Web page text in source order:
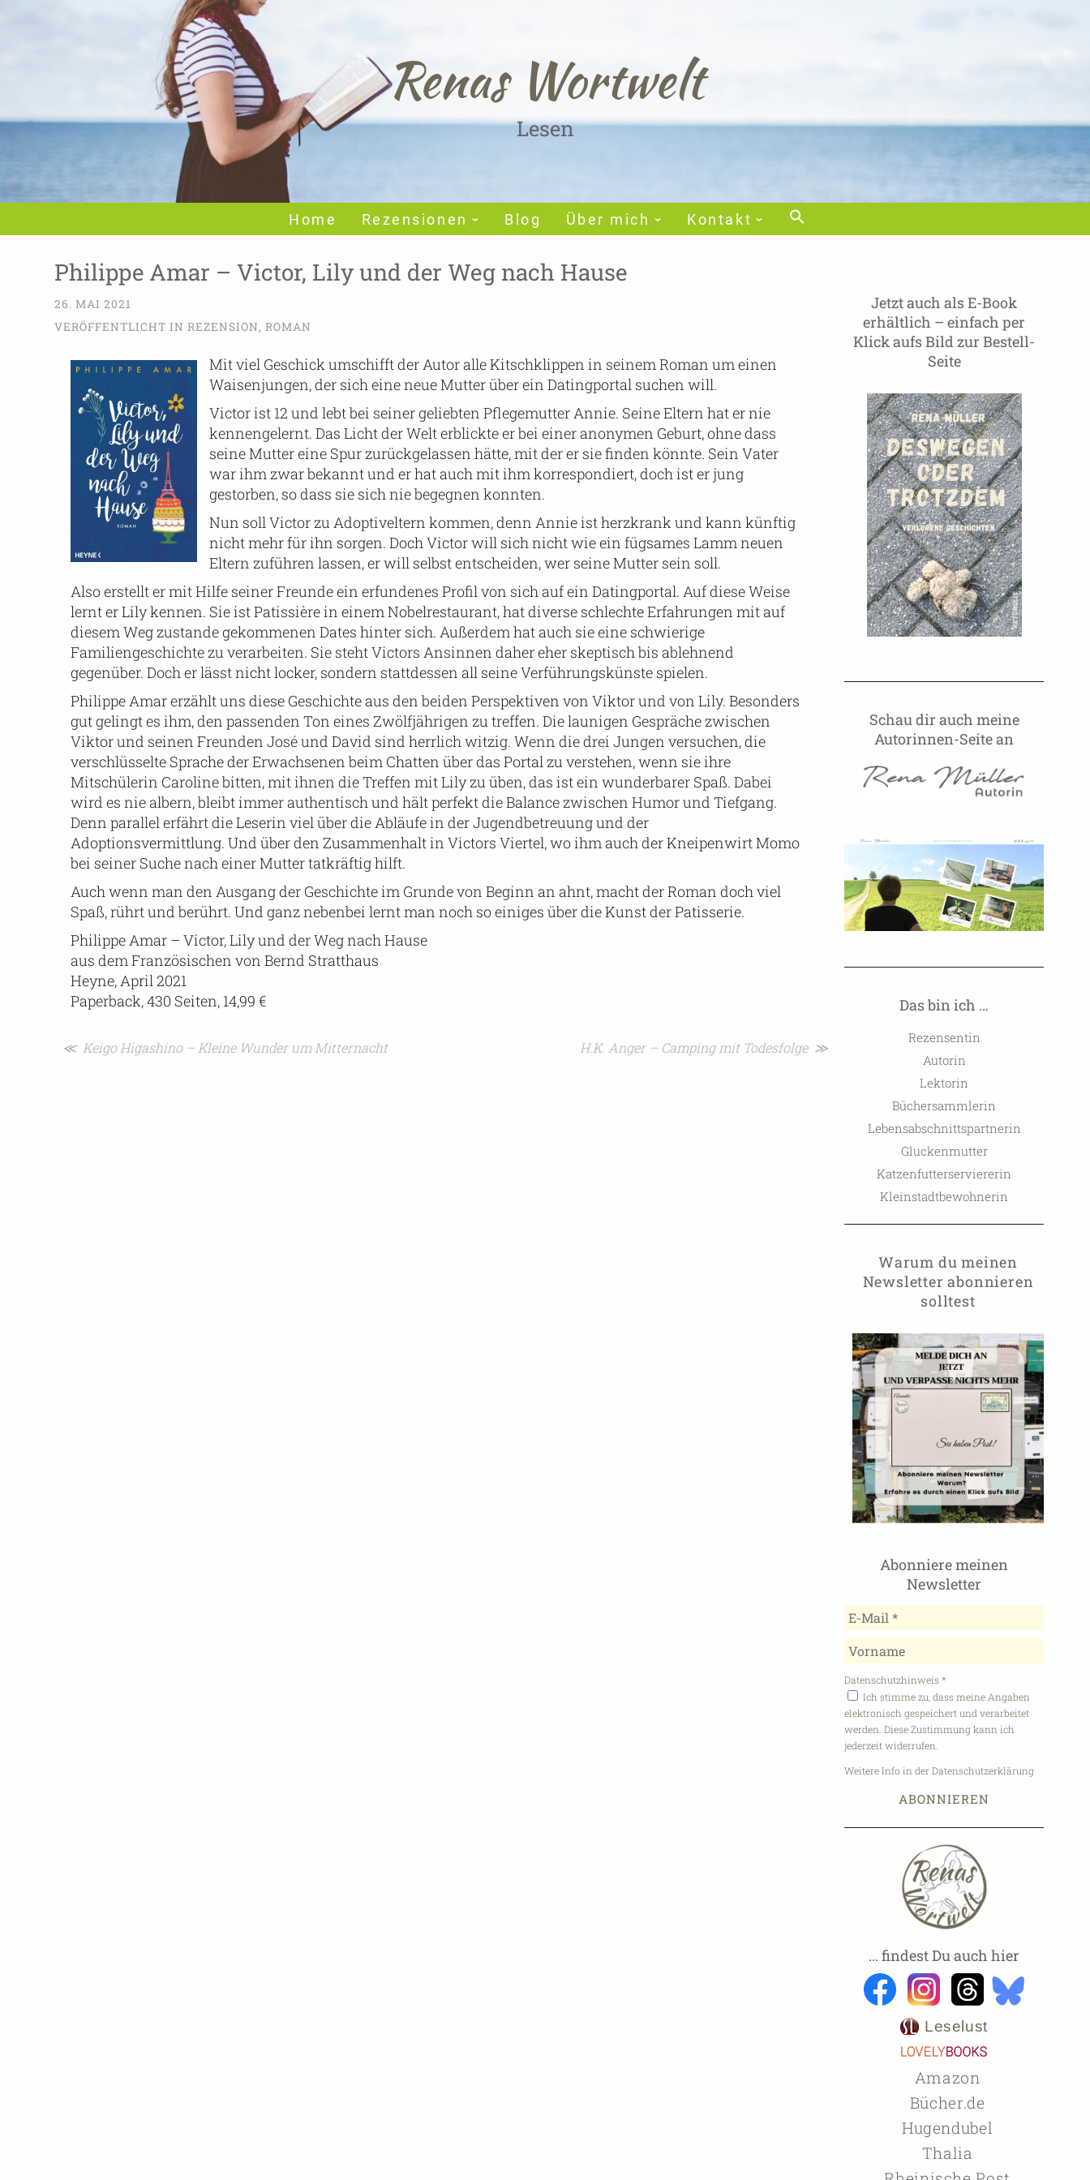
Home Rezensionen Blog Über mich Kontakt
Renas Wortwelt
Lesen
Philippe Amar – Victor, Lily und der Weg nach Hause
26. MAI 2021
VERÖFFENTLICHT IN REZENSION, ROMAN
Mit viel Geschick umschifft der Autor alle Kitschklippen in seinem Roman um einen
Waisenjungen, der sich eine neue Mutter über ein Datingportal suchen will.
Victor ist 12 und lebt bei seiner geliebten Pflegemutter Annie. Seine Eltern hat er nie
kennengelernt. Das Licht der Welt erblickte er bei einer anonymen Geburt, ohne dass
seine Mutter eine Spur zurückgelassen hätte, mit der er sie finden könnte. Sein Vater
war ihm zwar bekannt und er hat auch mit ihm korrespondiert, doch ist er jung
gestorben, so dass sie sich nie begegnen konnten.
Nun soll Victor zu Adoptiveltern kommen, denn Annie ist herzkrank und kann künftig
nicht mehr für ihn sorgen. Doch Victor will sich nicht wie ein fügsames Lamm neuen
Eltern zuführen lassen, er will selbst entscheiden, wer seine Mutter sein soll.
Also erstellt er mit Hilfe seiner Freunde ein erfundenes Profil von sich auf ein Datingportal. Auf diese Weise
lernt er Lily kennen. Sie ist Patissière in einem Nobelrestaurant, hat diverse schlechte Erfahrungen mit auf
diesem Weg zustande gekommenen Dates hinter sich. Außerdem hat auch sie eine schwierige
Familiengeschichte zu verarbeiten. Sie steht Victors Ansinnen daher eher skeptisch bis ablehnend
gegenüber. Doch er lässt nicht locker, sondern stattdessen all seine Verführungskünste spielen.
Philippe Amar erzählt uns diese Geschichte aus den beiden Perspektiven von Viktor und von Lily. Besonders
gut gelingt es ihm, den passenden Ton eines Zwölfjährigen zu treffen. Die launigen Gespräche zwischen
Viktor und seinen Freunden José und David sind herrlich witzig. Wenn die drei Jungen versuchen, die
verschlüsselte Sprache der Erwachsenen beim Chatten über das Portal zu verstehen, wenn sie ihre
Mitschülerin Caroline bitten, mit ihnen die Treffen mit Lily zu üben, das ist ein wunderbarer Spaß. Dabei
wird es nie albern, bleibt immer authentisch und hält perfekt die Balance zwischen Humor und Tiefgang.
Denn parallel erfährt die Leserin viel über die Abläufe in der Jugendbetreuung und der
Adoptionsvermittlung. Und über den Zusammenhalt in Victors Viertel, wo ihm auch der Kneipenwirt Momo
bei seiner Suche nach einer Mutter tatkräftig hilft.
Auch wenn man den Ausgang der Geschichte im Grunde von Beginn an ahnt, macht der Roman doch viel
Spaß, rührt und berührt. Und ganz nebenbei lernt man noch so einiges über die Kunst der Patisserie.
Philippe Amar – Victor, Lily und der Weg nach Hause
aus dem Französischen von Bernd Stratthaus
Heyne, April 2021
Paperback, 430 Seiten, 14,99 €
Beitragsnavigation
≪ Keigo Higashino – Kleine Wunder um Mitternacht H.K. Anger – Camping mit Todesfolge ≫
Jetzt auch als E-Book
erhältlich – einfach per
Klick aufs Bild zur Bestell-
Seite
Schau dir auch meine
Autorinnen-Seite an
Das bin ich …
Rezensentin
Autorin
Lektorin
Büchersammlerin
Lebensabschnittspartnerin
Gluckenmutter
Katzenfutterserviererin
Kleinstadtbewohnerin
Warum du meinen
Newsletter abonnieren
solltest
Abonniere meinen
Newsletter
Datenschutzhinweis*
Ich stimme zu, dass meine Angaben
elektronisch gespeichert und verarbeitet
werden. Diese Zustimmung kann ich
jederzeit widerrufen.
Weitere Info in der Datenschutzerklärung
… findest Du auch hier
Leselust
Amazon
Bücher.de
Hugendubel
Thalia